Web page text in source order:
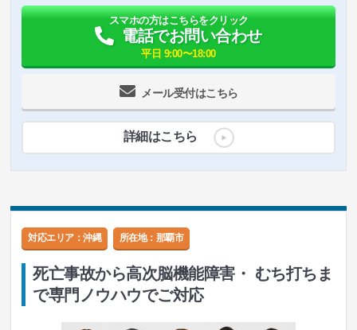
メール受付はこちら
スマホの方はこちらをクリック
電話でお問い合わせ
平日 9:00〜18:00
詳細はこちら
対応エリア：沖縄 所在地： 那覇市
死亡事故から高次脳機能障害・ むち打ちま
で専門ノウハウでご対応